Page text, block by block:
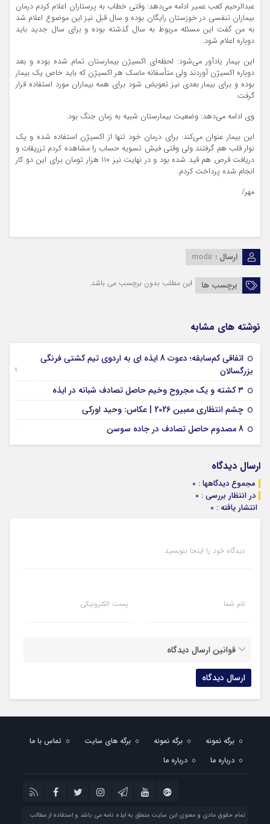
عبدالرحیم کعب عمیر ادامه می‌دهد: وقتی خطاب به پرستاران اعلام کردم درمان
بیماران تنفسی در خوزستان رایگان بوده و سال قبل نیز این موضوع اعلام شد
به من گفت این مسئله مربوط به سال گذشته بوده و برای سال جدید باید
دوباره اعلام شود.
این بیمار یادآور می‌شود: لحظه‌ای اکسیژن بیمارستان تمام شده بوده و بعد
دوباره اکسیژن آوردند ولی متأسفانه ماسک هر اکسیژن که باید خاص یک بیمار
بوده و برای بیمار بعدی نیز تعویض شود برای همه بیماران مورد استفاده قرار
گرفت.
وی ادامه می‌دهد: وضعیت بیمارستان شبیه به زمان جنگ بود.
این بیمار عنوان می‌کند: برای درمان خود تنها از اکسیژن استفاده شده و یک
نوار قلب هم گرفتند ولی وقتی فیش تسویه حساب را مشاهده کردم تزریقات و
دریافت قرص هم قید شده بود و در نهایت نیز ۱۱۰ هزار تومان برای این دو کار
انجام شده پرداخت کردم.
مهر/
ارسال : modir
برچسب ها این مطلب بدون برچسب می باشد.
نوشته های مشابه
اتفاقی کم‌سابقه؛ دعوت 8 ایذه ای به اردوی تیم کشتی فرنگی
بزرگسالان
09 جولای 2026
۳ کشته و یک مجروح وخیم حاصل تصادف شبانه در ایذه
چشم انتظاری ممبین 2026 | عکاس: وحید اورکی
8 مصدوم حاصل تصادف در جاده سوسن
ارسال دیدگاه
مجموع دیدگاهها : 0
در انتظار بررسی : 0
انتشار یافته : 0
دیدگاه خود را اینجا بنویسید
نام شما پست الکترونیکی
قوانین ارسال دیدگاه
برگه نمونه برگه نمونه برگه های سایت
تماس با ما
درباره ما
درباره ما
تمام حقوق مادی و معنوی این سایت متعلق به ایذه نامه می باشد و استفاده از مطالب